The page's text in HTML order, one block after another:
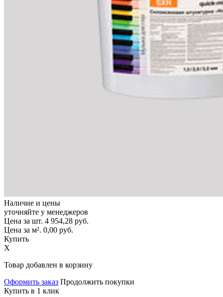
Наличие и цены
уточняйте у менеджеров
Цена за шт. 4 954,28 руб.
Цена за м². 0,00 руб.
Купить
X
Товар добавлен в корзину
Оформить заказ Продолжить покупки
Купить в 1 клик